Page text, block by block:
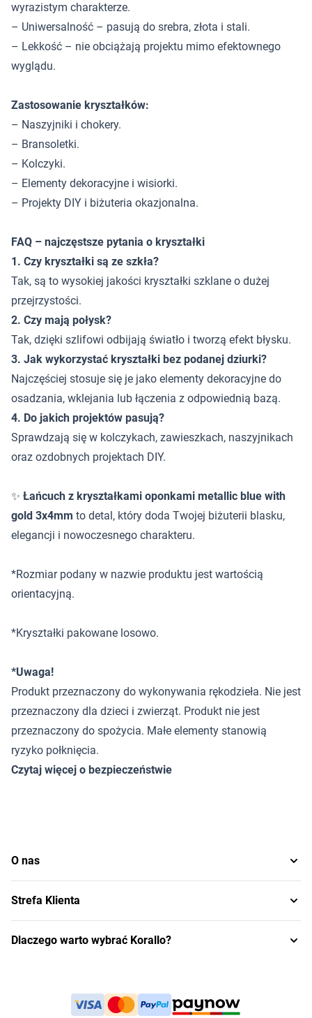
wyrazistym charakterze.
– Uniwersalność – pasują do srebra, złota i stali.
– Lekkość – nie obciążają projektu mimo efektownego
wyglądu.
Zastosowanie kryształków:
– Naszyjniki i chokery.
– Bransoletki.
– Kolczyki.
– Elementy dekoracyjne i wisiorki.
– Projekty DIY i biżuteria okazjonalna.
FAQ – najczęstsze pytania o kryształki
1. Czy kryształki są ze szkła?
Tak, są to wysokiej jakości kryształki szklane o dużej
przejrzystości.
2. Czy mają połysk?
Tak, dzięki szlifowi odbijają światło i tworzą efekt błysku.
3. Jak wykorzystać kryształki bez podanej dziurki?
Najczęściej stosuje się je jako elementy dekoracyjne do
osadzania, wklejania lub łączenia z odpowiednią bazą.
4. Do jakich projektów pasują?
Sprawdzają się w kolczykach, zawieszkach, naszyjnikach
oraz ozdobnych projektach DIY.
✨ Łańcuch z kryształkami oponkami metallic blue with
gold 3x4mm to detal, który doda Twojej biżuterii blasku,
elegancji i nowoczesnego charakteru.
*Rozmiar podany w nazwie produktu jest wartością
orientacyjną.
*Kryształki pakowane losowo.
*Uwaga!
Produkt przeznaczony do wykonywania rękodzieła. Nie jest
przeznaczony dla dzieci i zwierząt. Produkt nie jest
przeznaczony do spożycia. Małe elementy stanowią
ryzyko połknięcia.
Czytaj więcej o bezpieczeństwie
O nas
Strefa Klienta
Dlaczego warto wybrać Korallo?